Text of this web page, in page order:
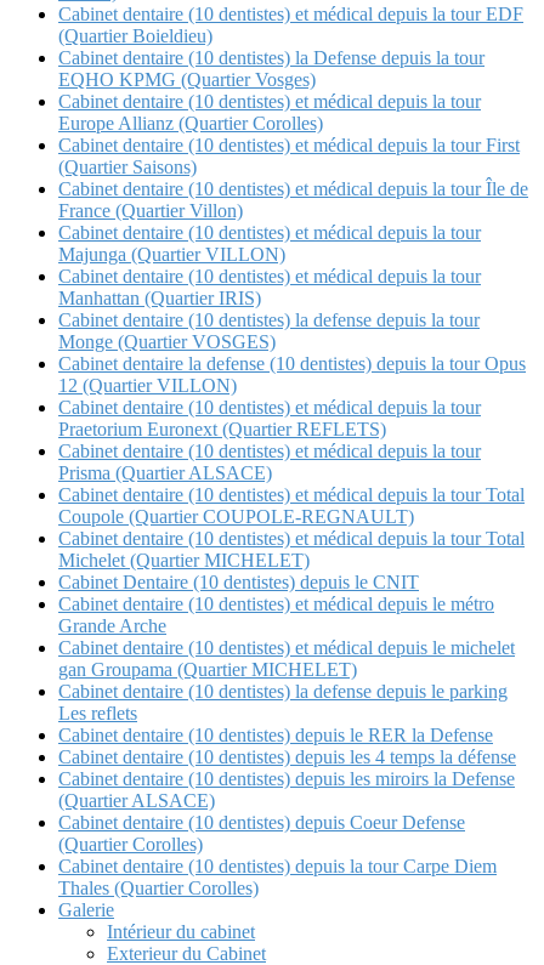
Cabinet dentaire (10 dentistes) et médical depuis la tour EDF
(Quartier Boieldieu)
Cabinet dentaire (10 dentistes) la Defense depuis la tour
EQHO KPMG (Quartier Vosges)
Cabinet dentaire (10 dentistes) et médical depuis la tour
Europe Allianz (Quartier Corolles)
Cabinet dentaire (10 dentistes) et médical depuis la tour First
(Quartier Saisons)
Cabinet dentaire (10 dentistes) et médical depuis la tour Île de
France (Quartier Villon)
Cabinet dentaire (10 dentistes) et médical depuis la tour
Majunga (Quartier VILLON)
Cabinet dentaire (10 dentistes) et médical depuis la tour
Manhattan (Quartier IRIS)
Cabinet dentaire (10 dentistes) la defense depuis la tour
Monge (Quartier VOSGES)
Cabinet dentaire la defense (10 dentistes) depuis la tour Opus
12 (Quartier VILLON)
Cabinet dentaire (10 dentistes) et médical depuis la tour
Praetorium Euronext (Quartier REFLETS)
Cabinet dentaire (10 dentistes) et médical depuis la tour
Prisma (Quartier ALSACE)
Cabinet dentaire (10 dentistes) et médical depuis la tour Total
Coupole (Quartier COUPOLE-REGNAULT)
Cabinet dentaire (10 dentistes) et médical depuis la tour Total
Michelet (Quartier MICHELET)
Cabinet Dentaire (10 dentistes) depuis le CNIT
Cabinet dentaire (10 dentistes) et médical depuis le métro
Grande Arche
Cabinet dentaire (10 dentistes) et médical depuis le michelet
gan Groupama (Quartier MICHELET)
Cabinet dentaire (10 dentistes) la defense depuis le parking
Les reflets
Cabinet dentaire (10 dentistes) depuis le RER la Defense
Cabinet dentaire (10 dentistes) depuis les 4 temps la défense
Cabinet dentaire (10 dentistes) depuis les miroirs la Defense
(Quartier ALSACE)
Cabinet dentaire (10 dentistes) depuis Coeur Defense
(Quartier Corolles)
Cabinet dentaire (10 dentistes) depuis la tour Carpe Diem
Thales (Quartier Corolles)
Galerie
Intérieur du cabinet
Exterieur du Cabinet